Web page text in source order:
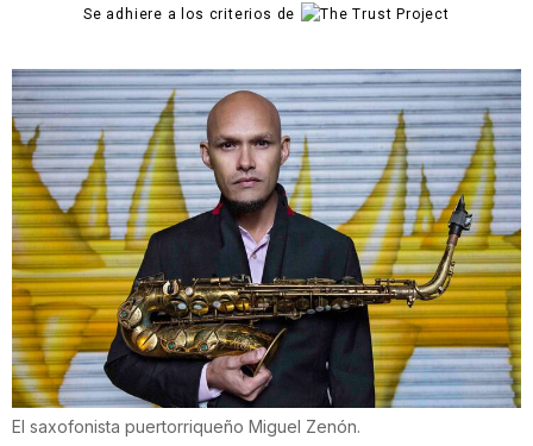
Se adhiere a los criterios de
El saxofonista puertorriqueño Miguel Zenón.